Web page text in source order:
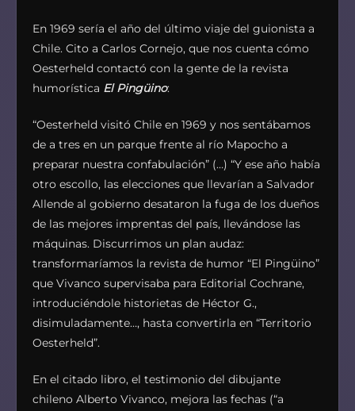
En 1969 sería el año del último viaje del guionista a
Chile. Cito a Carlos Cornejo, que nos cuenta cómo
Oesterheld contactó con la gente de la revista
humorística El Pingüino:
“Oesterheld visitó Chile en 1969 y nos sentábamos
de a tres en un parque frente al río Mapocho a
preparar nuestra confabulación” (…) “Y ese año había
otro escollo, las elecciones que llevarían a Salvador
Allende al gobierno desataron la fuga de los dueños
de las mejores imprentas del país, llevándose las
máquinas. Discurrimos un plan audaz:
transformaríamos la revista de humor “El Pingüino”
que Vivanco supervisaba para Editorial Cochrane,
introduciéndole historietas de Héctor G.,
disimuladamente…, hasta convertirla en “Territorio
Oesterheld”.
En el citado libro, el testimonio del dibujante
chileno Alberto Vivanco, mejora las fechas (“a